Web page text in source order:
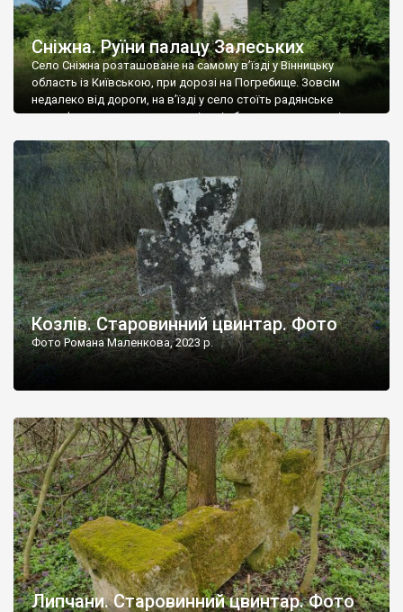
Сніжна. Руїни палацу Залеських
Село Сніжна розташоване на самому в’їзді у Вінницьку
область із Київською, при дорозі на Погребище. Зовсім
недалеко від дороги, на в’їзді у село стоїть радянське
рельєфне пано, яке показує жінку і яблуню, а трохи далі, десь
не видно, але видно дві стареньких колії у траві – […]
Козлів. Старовинний цвинтар. Фото
Фото Романа Маленкова, 2023 р.
Липчани. Старовинний цвинтар. Фото